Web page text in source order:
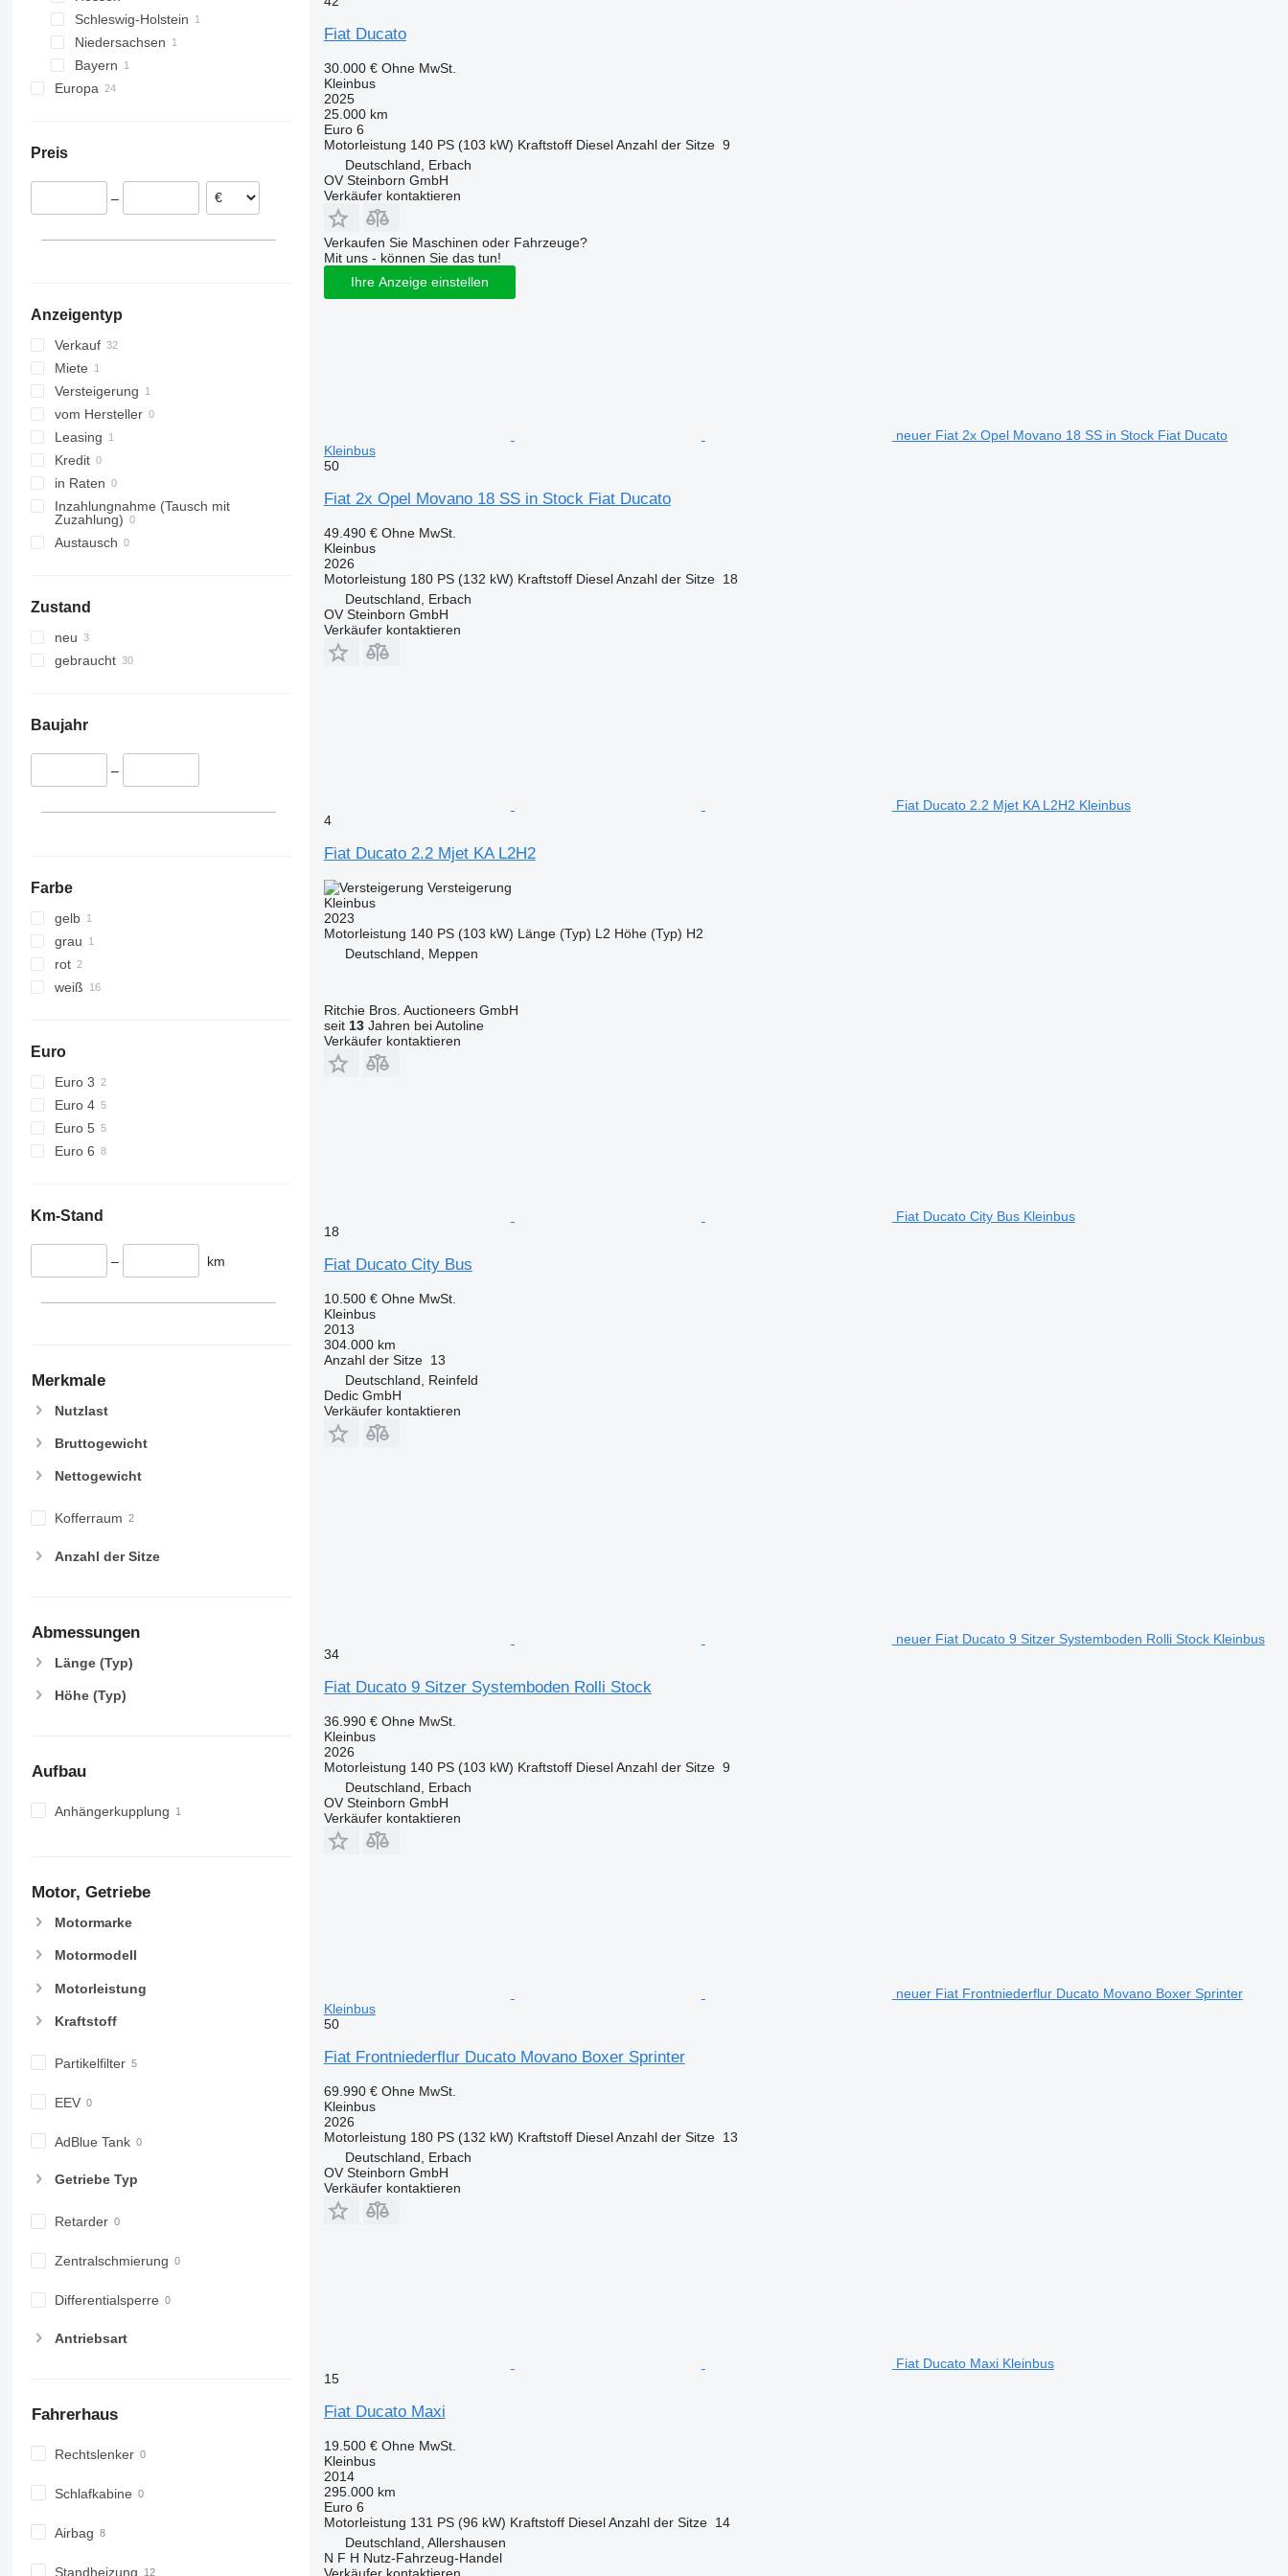
Malsch
Darmstadt
Schleswig-Holstein
Lübeck
Niedersachsen
Meppen
Bayern
Europa
Spanien
Estland
Preis
–
Anzeigentyp
Verkauf
Miete
Versteigerung
vom Hersteller
Leasing
Kredit
in Raten
Inzahlungnahme (Tausch mit
Zuzahlung)
Austausch
Zustand
neu
gebraucht
Baujahr
–
Farbe
gelb
grau
rot
weiß
Euro
Euro 3
Euro 4
Euro 5
Euro 6
Km-Stand
– km
Merkmale
Nutzlast
Bruttogewicht
Nettogewicht
Kofferraum
Anzahl der Sitze
Abmessungen
Länge (Typ)
Höhe (Typ)
Aufbau
Anhängerkupplung
Motor, Getriebe
Motormarke
Motormodell
Motorleistung
Kraftstoff
Partikelfilter
EEV
AdBlue Tank
Getriebe Typ
Retarder
Zentralschmierung
Differentialsperre
Antriebsart
Fahrerhaus
Rechtslenker
Schlafkabine
Airbag
Standheizung
Fiat Ducato
30.000 € Ohne MwSt.
Kleinbus
2025
25.000 km
Euro 6
Motorleistung 140 PS (103 kW) Kraftstoff Diesel Anzahl der Sitze 9
Deutschland, Erbach
OV Steinborn GmbH
Verkäufer kontaktieren
Verkaufen Sie Maschinen oder Fahrzeuge?
Mit uns - können Sie das tun!
Ihre Anzeige einstellen
neuer Fiat 2x Opel Movano 18 SS in Stock Fiat Ducato
Kleinbus
50
Fiat 2x Opel Movano 18 SS in Stock Fiat Ducato
49.490 € Ohne MwSt.
Kleinbus
2026
Motorleistung 180 PS (132 kW) Kraftstoff Diesel Anzahl der Sitze 18
Deutschland, Erbach
OV Steinborn GmbH
Verkäufer kontaktieren
Fiat Ducato 2.2 Mjet KA L2H2 Kleinbus
4
Fiat Ducato 2.2 Mjet KA L2H2
Versteigerung
Kleinbus
2023
Motorleistung 140 PS (103 kW) Länge (Typ) L2 Höhe (Typ) H2
Deutschland, Meppen
Ritchie Bros. Auctioneers GmbH
seit 13Jahren bei Autoline
Verkäufer kontaktieren
Fiat Ducato City Bus Kleinbus
18
Fiat Ducato City Bus
10.500 € Ohne MwSt.
Kleinbus
2013
304.000 km
Anzahl der Sitze 13
Deutschland, Reinfeld
Dedic GmbH
Verkäufer kontaktieren
neuer Fiat Ducato 9 Sitzer Systemboden Rolli Stock Kleinbus
34
Fiat Ducato 9 Sitzer Systemboden Rolli Stock
36.990 € Ohne MwSt.
Kleinbus
2026
Motorleistung 140 PS (103 kW) Kraftstoff Diesel Anzahl der Sitze 9
Deutschland, Erbach
OV Steinborn GmbH
Verkäufer kontaktieren
neuer Fiat Frontniederflur Ducato Movano Boxer Sprinter
Kleinbus
50
Fiat Frontniederflur Ducato Movano Boxer Sprinter
69.990 € Ohne MwSt.
Kleinbus
2026
Motorleistung 180 PS (132 kW) Kraftstoff Diesel Anzahl der Sitze 13
Deutschland, Erbach
OV Steinborn GmbH
Verkäufer kontaktieren
Fiat Ducato Maxi Kleinbus
15
Fiat Ducato Maxi
19.500 € Ohne MwSt.
Kleinbus
2014
295.000 km
Euro 6
Motorleistung 131 PS (96 kW) Kraftstoff Diesel Anzahl der Sitze 14
Deutschland, Allershausen
N F H Nutz-Fahrzeug-Handel
Verkäufer kontaktieren